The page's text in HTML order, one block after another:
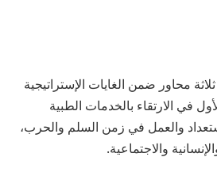
محاور ضمن الغايات الإستراتيجية
في الارتقاء بالخدمات الطبية
والعمل في زمن السلم والحرب،
والاجتماعية.